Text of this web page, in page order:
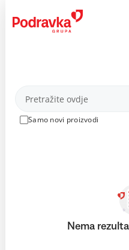
content
Proizvodi
Samo novi proizvodi
Nema